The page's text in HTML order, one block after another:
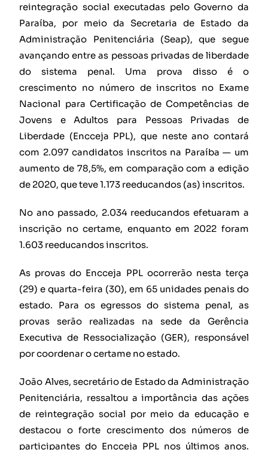
reintegração social executadas pelo Governo da
Paraíba, por meio da Secretaria de Estado da
Administração Penitenciária (Seap), que segue
avançando entre as pessoas privadas de liberdade
do sistema penal. Uma prova disso é o
crescimento no número de inscritos no Exame
Nacional para Certificação de Competências de
Jovens e Adultos para Pessoas Privadas de
Liberdade (Encceja PPL), que neste ano contará
com 2.097 candidatos inscritos na Paraíba — um
aumento de 78,5%, em comparação com a edição
de 2020, que teve 1.173 reeducandos (as) inscritos.
No ano passado, 2.034 reeducandos efetuaram a
inscrição no certame, enquanto em 2022 foram
1.603 reeducandos inscritos.
As provas do Encceja PPL ocorrerão nesta terça
(29) e quarta-feira (30), em 65 unidades penais do
estado. Para os egressos do sistema penal, as
provas serão realizadas na sede da Gerência
Executiva de Ressocialização (GER), responsável
por coordenar o certame no estado.
João Alves, secretário de Estado da Administração
Penitenciária, ressaltou a importância das ações
de reintegração social por meio da educação e
destacou o forte crescimento dos números de
participantes do Encceja PPL nos últimos anos.